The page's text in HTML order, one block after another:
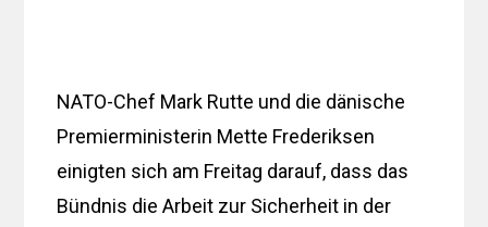
NATO-Chef Mark Rutte und die dänische
Premierministerin Mette Frederiksen
einigten sich am Freitag darauf, dass das
Bündnis die Arbeit zur Sicherheit in der